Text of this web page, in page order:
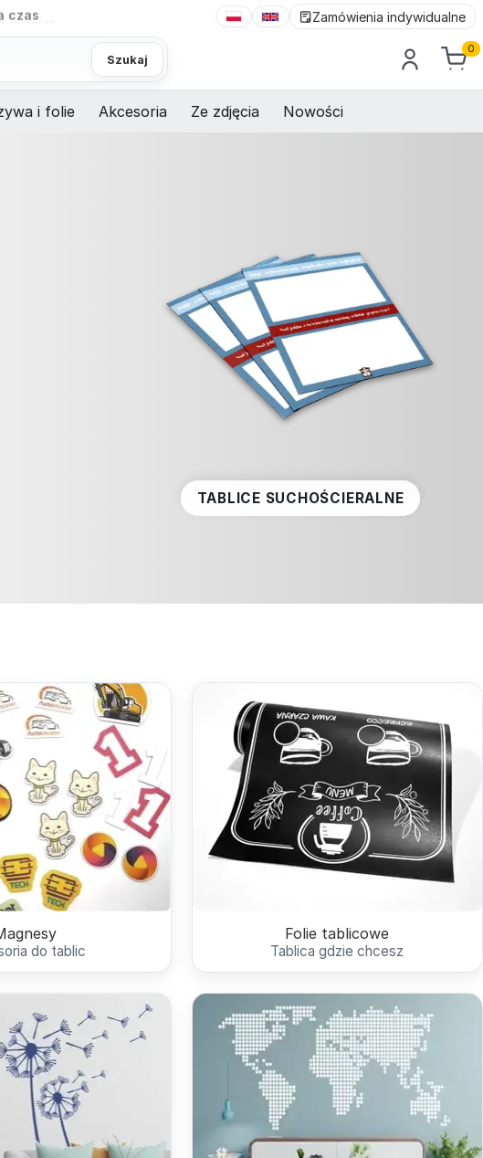
Zamówienia indywidualne
Szukaj
0
i folie Akcesoria Ze zdjęcia Nowości
TABLICE SUCHOŚCIERALNE
do tablic
Folie tablicowe
Tablica gdzie chcesz